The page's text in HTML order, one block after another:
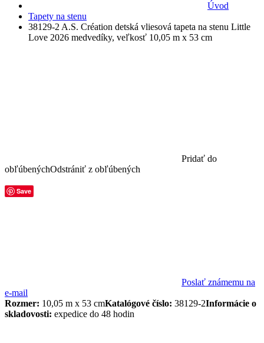
Úvod
Tapety na stenu
38129-2 A.S. Création detská vliesová tapeta na stenu Little
Love 2026 medvedíky, veľkosť 10,05 m x 53 cm
Pridať do
obľúbenýchOdstrániť z obľúbených
Save
Poslať známemu na
e-mail
Rozmer: 10,05 m x 53 cmKatalógové číslo: 38129-2Informácie o
skladovosti: expedice do 48 hodin